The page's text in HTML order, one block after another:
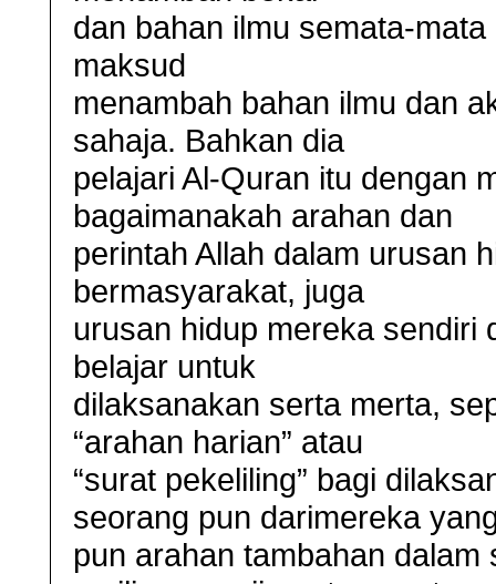
dan bahan ilmu semata-
maksud
menambah bahan ilmu dan
sahaja. Bahkan dia
pelajari Al-Quran itu dengan
bagaimanakah arahan dan
perintah Allah dalam urusan
bermasyarakat, juga
urusan hidup mereka sendiri
belajar untuk
dilaksanakan serta merta,
“arahan harian” atau
“surat pekeliling” bagi
seorang pun darimereka
pun arahan tambahan dalam